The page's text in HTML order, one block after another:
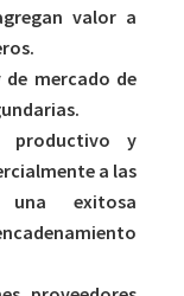
valor a
mercado de
productivo y
a las
una exitosa